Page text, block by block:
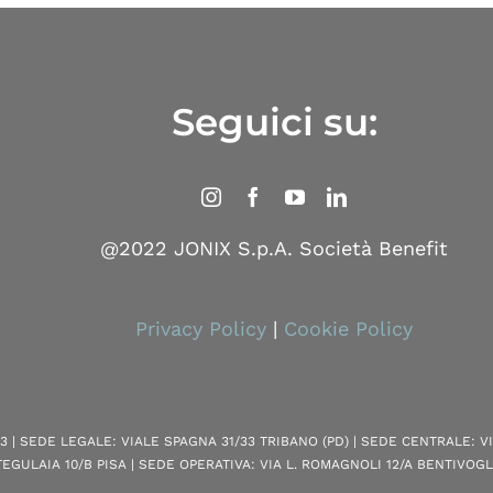
Seguici su:
@2022 JONIX S.p.A. Società Benefit
Privacy Policy | Cookie Policy
LEGALE: VIALE SPAGNA 31/33 TRIBANO (PD) | SEDE CENTRALE:
10/B PISA | SEDE OPERATIVA: VIA L. ROMAGNOLI 12/A